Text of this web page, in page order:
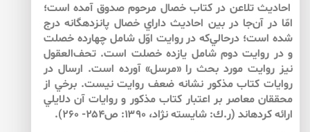
احاديث تلاعن در كتاب خصال مرحوم صدوق آمده است؛
امّا در آن‌جا در بين احاديث داراي خصال پانزده­گانه درج
شده است؛ درحالي‌كه در روايت اوّل شامل چهارده خصلت
و در روايت دوم شامل يازده خصلت است. تحف‌العقول
نيز روايت مورد بحث را «مرسل» آورده است. ارسال در
روايات كتاب مذكور نشانه ضعف روايت نيست. برخي از
محققان معاصر بر اعتبار كتاب مذكور و روايات آن دلايلي
ارائه كرده­اند (ر.ك: شايسته نژاد، ۱۳۹۰: ص۲۵۴- ۲۶۰).